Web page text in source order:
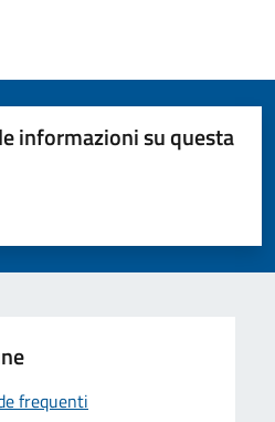
informazioni su questa
su 5
su 5
frequenti